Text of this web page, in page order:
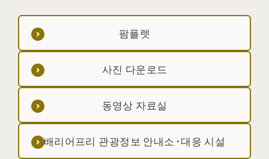
팜플렛
사진 다운로드
동영상 자료실
배리어프리 관광정보 안내소·대응 시설